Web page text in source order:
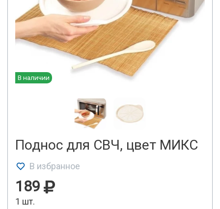
В наличии
Поднос для СВЧ, цвет МИКС
В избранное
189
1 шт.